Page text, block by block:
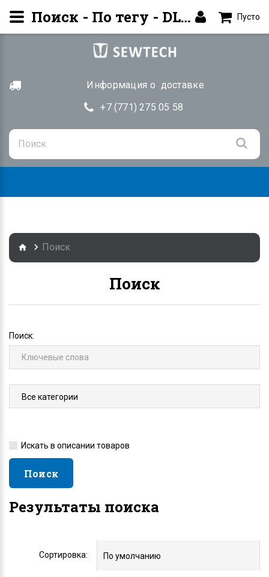
Информация о доставке
+7 (771) 275 05 58
Пусто
Поиск
Поиск
Поиск:
Искать в описании товаров
Результаты поиска
Сортировка:
Поиск - По тегу - DLU-5494N